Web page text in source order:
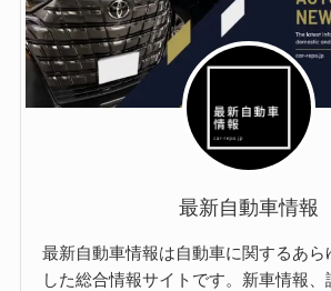
最新自動車情報
最新自動車情報は自動車に関するあ
した総合情報サイトです。新車情報、